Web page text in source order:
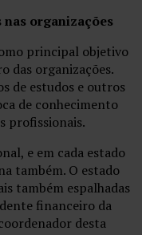
nas organizações
principal objetivo
das organizações.
de estudos e outros
de conhecimento
profissionais.
e em cada estado
também. O estado
também espalhadas
financeiro da
desta